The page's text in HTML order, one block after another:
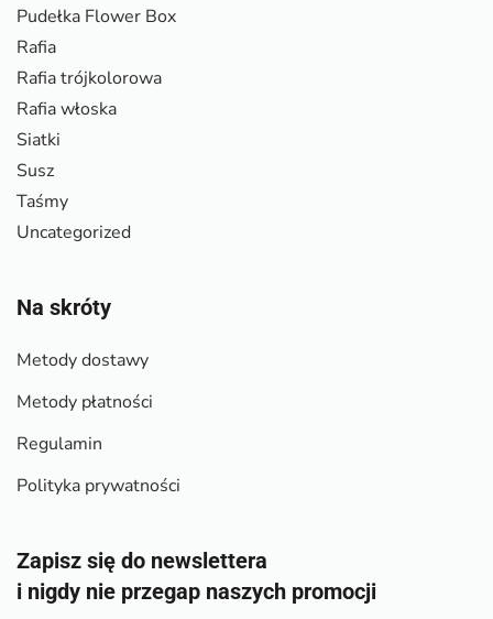
Pudełka Flower Box
Rafia
Rafia trójkolorowa
Rafia włoska
Siatki
Susz
Taśmy
Uncategorized
Na skróty
Metody dostawy
Metody płatności
Regulamin
Polityka prywatności
Zapisz się do newslettera
i nigdy nie przegap naszych promocji